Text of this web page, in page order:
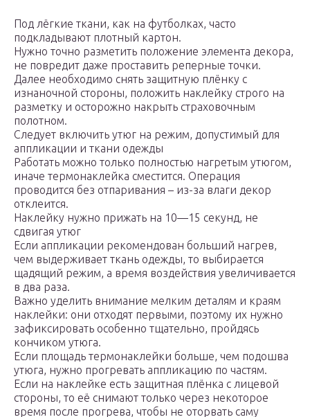
Под лёгкие ткани, как на футболках, часто
подкладывают плотный картон.
Нужно точно разметить положение элемента декора,
не повредит даже проставить реперные точки.
Далее необходимо снять защитную плёнку с
изнаночной стороны, положить наклейку строго на
разметку и осторожно накрыть страховочным
полотном.
Следует включить утюг на режим, допустимый для
аппликации и ткани одежды
Работать можно только полностью нагретым утюгом,
иначе термонаклейка сместится. Операция
проводится без отпаривания – из-за влаги декор
отклеится.
Наклейку нужно прижать на 10—15 секунд, не
сдвигая утюг
Если аппликации рекомендован больший нагрев,
чем выдерживает ткань одежды, то выбирается
щадящий режим, а время воздействия увеличивается
в два раза.
Важно уделить внимание мелким деталям и краям
наклейки: они отходят первыми, поэтому их нужно
зафиксировать особенно тщательно, пройдясь
кончиком утюга.
Если площадь термонаклейки больше, чем подошва
утюга, нужно прогревать аппликацию по частям.
Если на наклейке есть защитная плёнка с лицевой
стороны, то её снимают только через некоторое
время после прогрева, чтобы не оторвать саму